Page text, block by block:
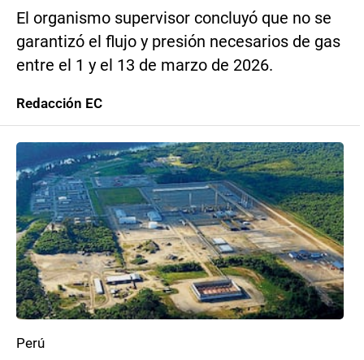
El organismo supervisor concluyó que no se
garantizó el flujo y presión necesarios de gas
entre el 1 y el 13 de marzo de 2026.
Redacción EC
Perú